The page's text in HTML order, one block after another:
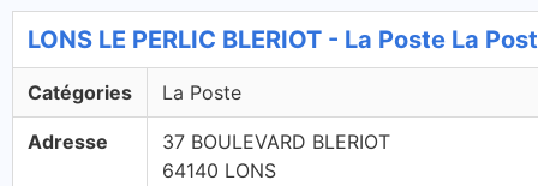
LONS LE PERLIC BLERIOT - La Poste La
Catégories La Poste
Adresse
37 BOULEVARD BLERIOT
64140 LONS